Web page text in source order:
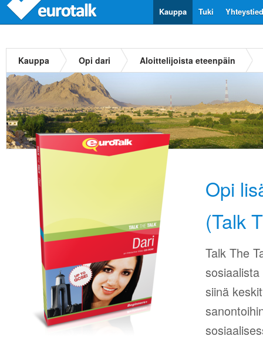
Tuki
Kauppa
Kauppa Opi dari Aloittelijoista eteenpäin
Opi
(Talk
Talk The
siinä